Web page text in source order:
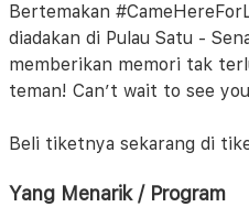
Bertemakan
diadakan di Pulau Satu -
memberikan memori tak
teman! Can’t wait to see
Beli tiketnya sekarang di
Yang Menarik / Program